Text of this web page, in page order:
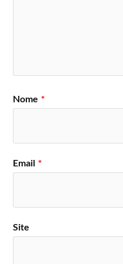
Nome *
Email *
Site